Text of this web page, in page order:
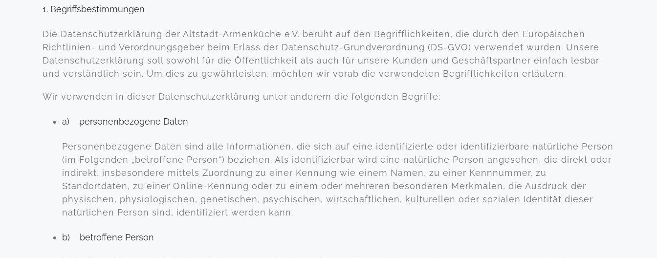
1. Begriffsbestimmungen
Die Datenschutzerklärung der Altstadt-Armenküche e.V. beruht auf den Begrifflichkeiten, die durch den Europäischen
Richtlinien- und Verordnungsgeber beim Erlass der Datenschutz-Grundverordnung (DS-GVO) verwendet wurden. Unsere
Datenschutzerklärung soll sowohl für die Öffentlichkeit als auch für unsere Kunden und Geschäftspartner einfach lesbar
und verständlich sein. Um dies zu gewährleisten, möchten wir vorab die verwendeten Begrifflichkeiten erläutern.
Wir verwenden in dieser Datenschutzerklärung unter anderem die folgenden Begriffe:
a) personenbezogene Daten
Personenbezogene Daten sind alle Informationen, die sich auf eine identifizierte oder identifizierbare natürliche Person
(im Folgenden „betroffene Person“) beziehen. Als identifizierbar wird eine natürliche Person angesehen, die direkt oder
indirekt, insbesondere mittels Zuordnung zu einer Kennung wie einem Namen, zu einer Kennnummer, zu
Standortdaten, zu einer Online-Kennung oder zu einem oder mehreren besonderen Merkmalen, die Ausdruck der
physischen, physiologischen, genetischen, psychischen, wirtschaftlichen, kulturellen oder sozialen Identität dieser
natürlichen Person sind, identifiziert werden kann.
b) betroffene Person